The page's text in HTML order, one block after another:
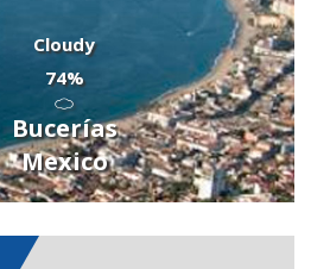
Cloudy
74%
Bucerías
Mexico